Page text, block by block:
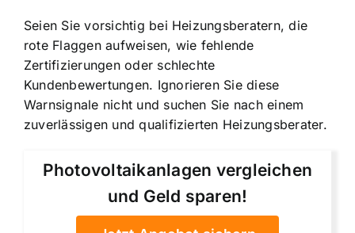
Seien Sie vorsichtig bei Heizungsberatern, die
rote Flaggen aufweisen, wie fehlende
Zertifizierungen oder schlechte
Kundenbewertungen. Ignorieren Sie diese
Warnsignale nicht und suchen Sie nach einem
zuverlässigen und qualifizierten Heizungsberater.
Photovoltaikanlagen vergleichen
und Geld sparen!